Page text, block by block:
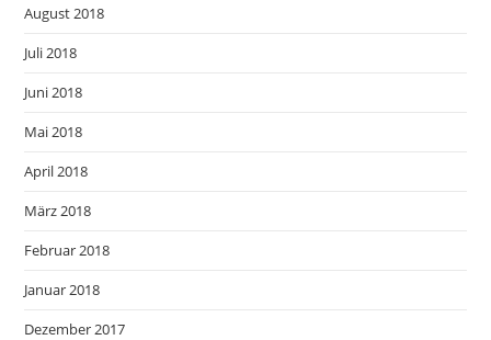
August 2018
Juli 2018
Juni 2018
Mai 2018
April 2018
März 2018
Februar 2018
Januar 2018
Dezember 2017